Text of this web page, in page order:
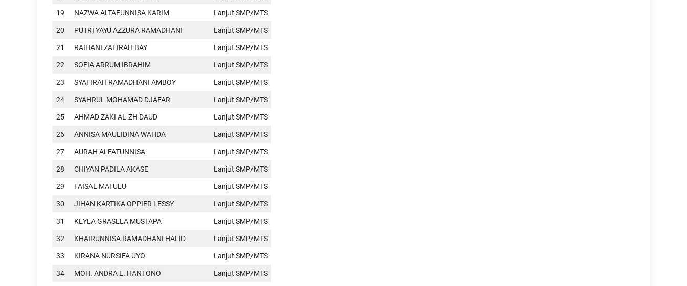
19 NAZWA ALTAFUNNISA KARIM Lanjut SMP/MTS
20 PUTRI YAYU AZZURA RAMADHANI Lanjut SMP/MTS
21 RAIHANI ZAFIRAH BAY Lanjut SMP/MTS
22 SOFIA ARRUM IBRAHIM Lanjut SMP/MTS
23 SYAFIRAH RAMADHANI AMBOY Lanjut SMP/MTS
24 SYAHRUL MOHAMAD DJAFAR Lanjut SMP/MTS
25 AHMAD ZAKI AL-ZH DAUD Lanjut SMP/MTS
26 ANNISA MAULIDINA WAHDA Lanjut SMP/MTS
27 AURAH ALFATUNNISA Lanjut SMP/MTS
28 CHIYAN PADILA AKASE Lanjut SMP/MTS
29 FAISAL MATULU Lanjut SMP/MTS
30 JIHAN KARTIKA OPPIER LESSY Lanjut SMP/MTS
31 KEYLA GRASELA MUSTAPA Lanjut SMP/MTS
32 KHAIRUNNISA RAMADHANI HALID Lanjut SMP/MTS
33 KIRANA NURSIFA UYO Lanjut SMP/MTS
34 MOH. ANDRA E. HANTONO Lanjut SMP/MTS